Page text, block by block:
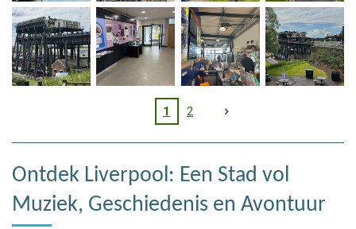
1 2
Ontdek Liverpool: Een Stad vol
Muziek, Geschiedenis en Avontuur